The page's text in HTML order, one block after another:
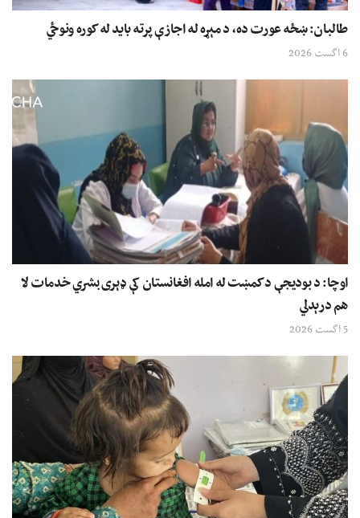
طالبان: ښځه عورت ده، د مېړه له اجازې پرته باید له کوره ونوځي
6 اگست 2026
اوچا: د بودیجې د کمښت له امله افغانستان کې ډېری بشري خدمات لا
هم درېدلي
5 اگست 2026